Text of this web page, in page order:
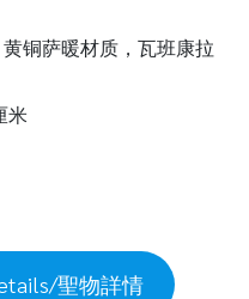
铜萨暖材质，瓦班康拉
米
聖物詳情